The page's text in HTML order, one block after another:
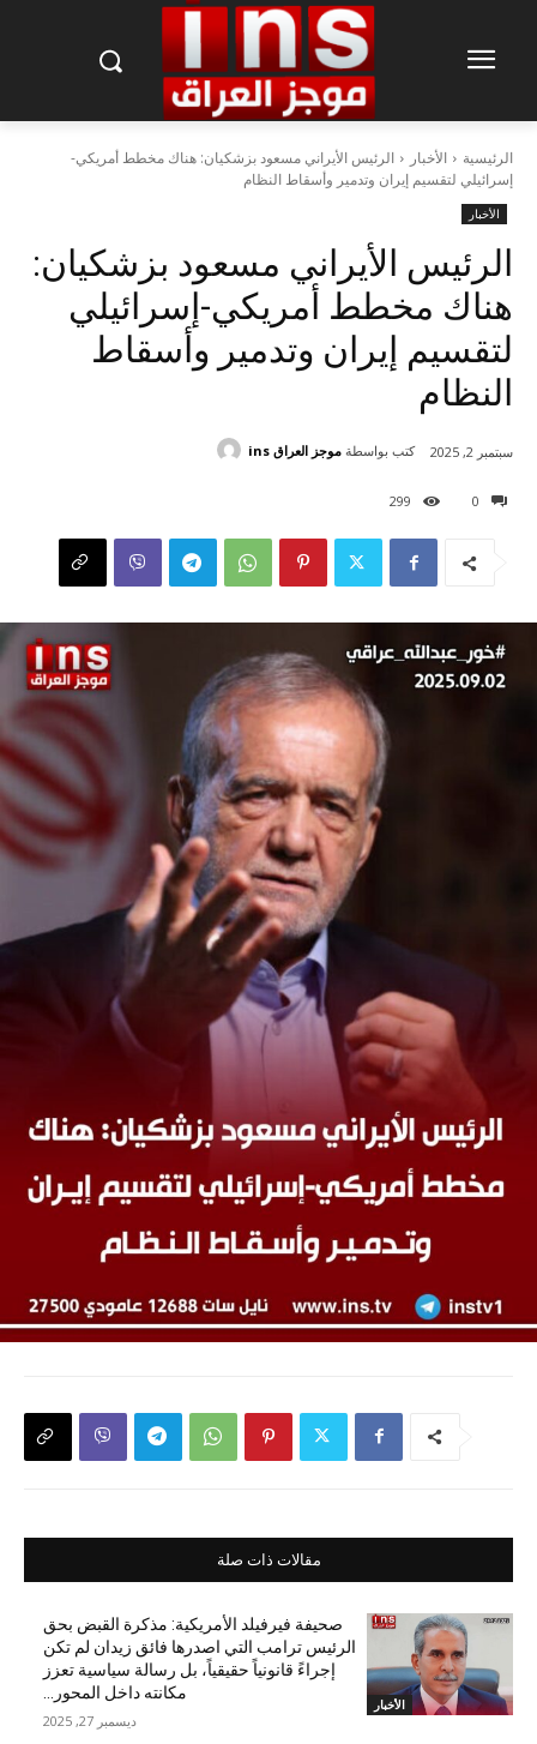
الرئيسية الأخبار
الرئيس الأيراني مسعود بزشكيان: هناك مخطط أمريكي-
إسرائيلي لتقسيم إيران وتدمير وأسقاط النظام
الأخبار
الرئيس الأيراني مسعود بزشكيان:
هناك مخطط أمريكي-إسرائيلي
لتقسيم إيران وتدمير وأسقاط
النظام
0
299
سبتمبر 2, 2025 كتب بواسطة موجز العراق ins
مقالات ذات صلة
الأخبار
صحيفة فيرفيلد الأمريكية: مذكرة القبض بحق
الرئيس ترامب التي اصدرها فائق زيدان لم تكن
إجراءً قانونياً حقيقياً، بل رسالة سياسية تعزز
مكانته داخل المحور...
ديسمبر 27, 2025